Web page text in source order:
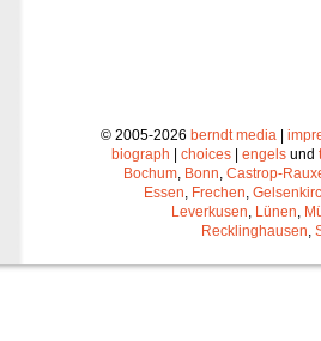
© 2005-2026 berndt media |
biograph | choices | engels und
Bochum Bonn Castrop-
Essen Frechen
Leverkusen Lünen
Recklinghausen